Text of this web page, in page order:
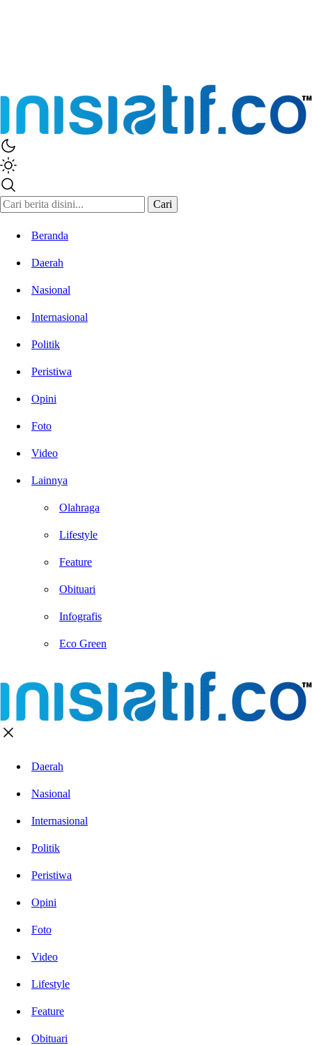
Inisiatif.co
Stay Connected Stay Informed
Cari
Beranda
Daerah
Nasional
Internasional
Politik
Peristiwa
Opini
Foto
Video
Lainnya
Olahraga
Lifestyle
Feature
Obituari
Infografis
Eco Green
Daerah
Nasional
Internasional
Politik
Peristiwa
Opini
Foto
Video
Lifestyle
Feature
Obituari